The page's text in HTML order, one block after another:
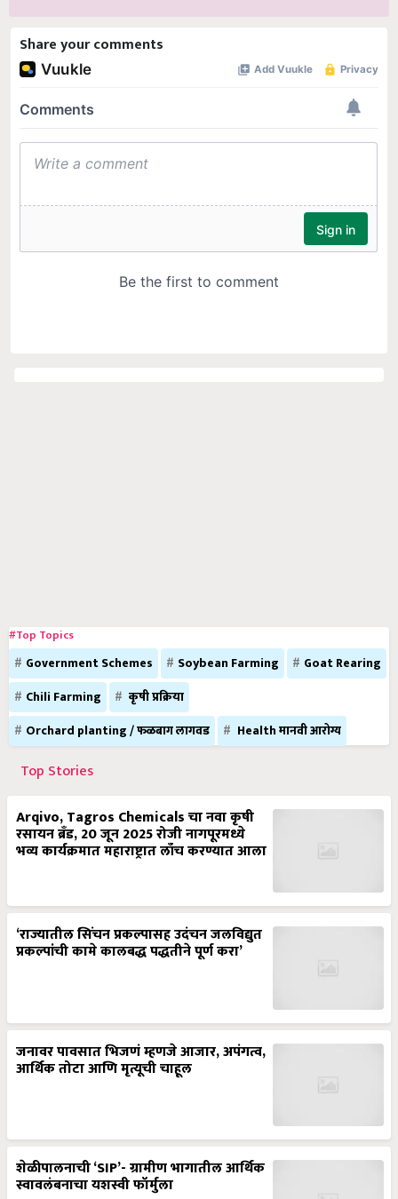
Share your comments
#Top Topics
Government Schemes Soybean Farming
Goat Rearing
Chili Farming
कृषी प्रक्रिया
Orchard planting / फळबाग लागवड
Health मानवी आरोग्य
Top Stories
Arqivo, Tagros Chemicals चा नवा कृषी
रसायन ब्रँड, 20 जून 2025 रोजी नागपूरमध्ये
भव्य कार्यक्रमात महाराष्ट्रात लाँच करण्यात आला
‘राज्यातील सिंचन प्रकल्पासह उदंचन जलविद्युत
प्रकल्पांची कामे कालबद्ध पद्धतीने पूर्ण करा’
जनावर पावसात भिजणं म्हणजे आजार, अपंगत्व,
आर्थिक तोटा आणि मृत्यूची चाहूल
शेळीपालनाची ‘SIP’- ग्रामीण भागातील आर्थिक
स्वावलंबनाचा यशस्वी फॉर्मुला